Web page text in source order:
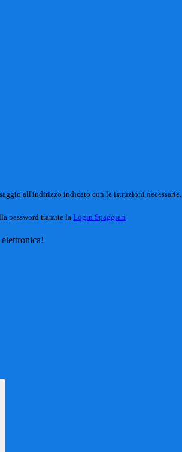
all'indirizzo indicato con le istruzioni necessarie.
password tramite la Login Spaggiari